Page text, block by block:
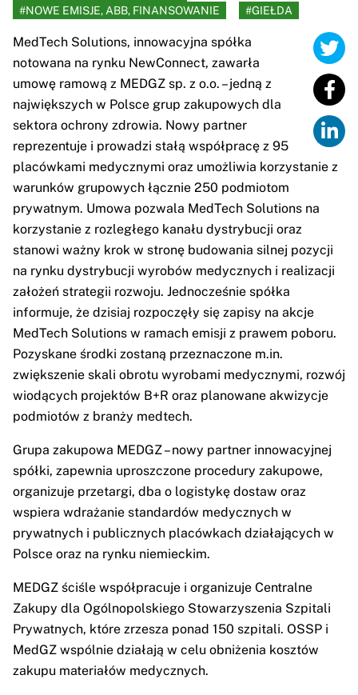
#NOWE EMISJE, ABB, FINANSOWANIE
#GIEŁDA
MedTech Solutions, innowacyjna spółka
notowana na rynku NewConnect, zawarła
umowę ramową z MEDGZ sp. z o.o. – jedną z
największych w Polsce grup zakupowych dla
sektora ochrony zdrowia. Nowy partner
reprezentuje i prowadzi stałą współpracę z 95
placówkami medycznymi oraz umożliwia korzystanie z
warunków grupowych łącznie 250 podmiotom
prywatnym. Umowa pozwala MedTech Solutions na
korzystanie z rozległego kanału dystrybucji oraz
stanowi ważny krok w stronę budowania silnej pozycji
na rynku dystrybucji wyrobów medycznych i realizacji
założeń strategii rozwoju. Jednocześnie spółka
informuje, że dzisiaj rozpoczęły się zapisy na akcje
MedTech Solutions w ramach emisji z prawem poboru.
Pozyskane środki zostaną przeznaczone m.in.
zwiększenie skali obrotu wyrobami medycznymi, rozwój
wiodących projektów B+R oraz planowane akwizycje
podmiotów z branży medtech.
Grupa zakupowa MEDGZ – nowy partner innowacyjnej
spółki, zapewnia uproszczone procedury zakupowe,
organizuje przetargi, dba o logistykę dostaw oraz
wspiera wdrażanie standardów medycznych w
prywatnych i publicznych placówkach działających w
Polsce oraz na rynku niemieckim.
MEDGZ ściśle współpracuje i organizuje Centralne
Zakupy dla Ogólnopolskiego Stowarzyszenia Szpitali
Prywatnych, które zrzesza ponad 150 szpitali. OSSP i
MedGZ wspólnie działają w celu obniżenia kosztów
zakupu materiałów medycznych.